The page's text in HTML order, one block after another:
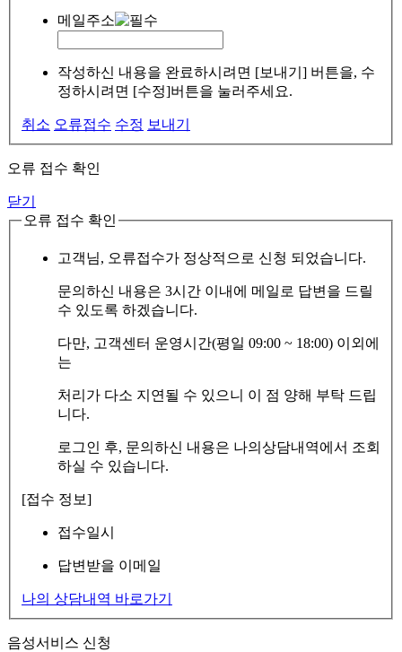
메일주소
작성하신 내용을 완료하시려면 [보내기] 버튼을, 수
정하시려면 [수정]버튼을 눌러주세요.
취소 오류접수 수정 보내기
오류 접수 확인
닫기
오류 접수 확인
고객님, 오류접수가 정상적으로 신청 되었습니다.
문의하신 내용은 3시간 이내에 메일로 답변을 드릴
수 있도록 하겠습니다.
다만, 고객센터 운영시간(평일 09:00 ~ 18:00) 이외에
는
처리가 다소 지연될 수 있으니 이 점 양해 부탁 드립
니다.
로그인 후, 문의하신 내용은 나의상담내역에서 조회
하실 수 있습니다.
[접수 정보]
접수일시
답변받을 이메일
나의 상담내역 바로가기
음성서비스 신청